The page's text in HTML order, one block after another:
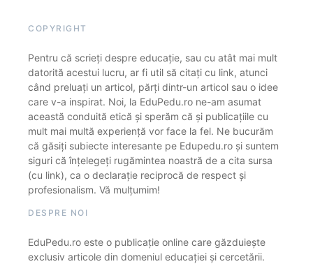
COPYRIGHT
Pentru că scrieți despre educație, sau cu atât mai mult
datorită acestui lucru, ar fi util să citați cu link, atunci
când preluați un articol, părți dintr-un articol sau o idee
care v-a inspirat. Noi, la EduPedu.ro ne-am asumat
această conduită etică și sperăm că și publicațiile cu
mult mai multă experiență vor face la fel. Ne bucurăm
că găsiți subiecte interesante pe Edupedu.ro și suntem
siguri că înțelegeți rugămintea noastră de a cita sursa
(cu link), ca o declarație reciprocă de respect și
profesionalism. Vă mulțumim!
DESPRE NOI
EduPedu.ro este o publicație online care găzduiește
exclusiv articole din domeniul educației și cercetării.